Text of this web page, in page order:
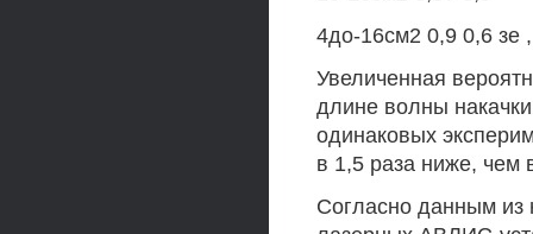
4до-16см2 0,9 0,6 зе
Увеличенная
длине волны
одинаковых
в 1,5 раза ниже, чем
Согласно данным из